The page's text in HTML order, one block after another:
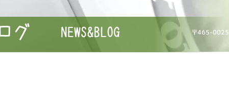
〒465-0025
NEWS&BLOG
グ